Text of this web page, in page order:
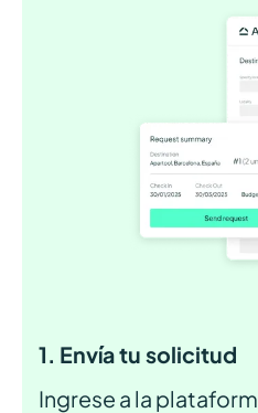
1. Envía tu solicitud
Ingrese a la